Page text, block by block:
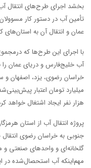
بخشد اجرای طرح‌های انتقال
تأمین آب در دستور کار
عمان و انتقال آن به
آب خلیج‌فارس و دریای عمان را
هزار نفر ایجاد اشتغال‌ خواهد
پروژه انتقال آب از استان
جنوبی به خراسان رضوی
گلخانه‌ای و واحدهای صنعتی و
مهم‌اینکه آب استحصال‌شده در